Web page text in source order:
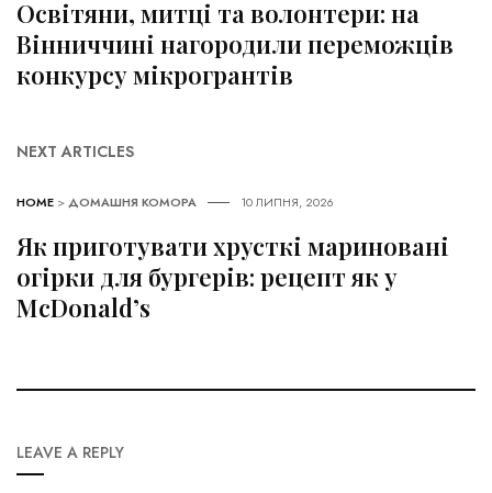
Освітяни, митці та волонтери: на
Вінниччині нагородили переможців
конкурсу мікрогрантів
NEXT ARTICLES
HOME >ДОМАШНЯ КОМОРА 10 ЛИПНЯ, 2026
Як приготувати хрусткі мариновані
огірки для бургерів: рецепт як у
McDonald’s
LEAVE A REPLY